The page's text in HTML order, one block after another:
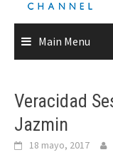
Main Menu
Veracidad
Jazmin
18 mayo, 2017